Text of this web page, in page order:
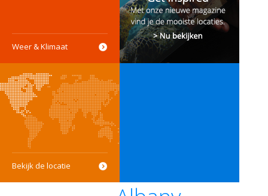
Weer & Klimaat
Bekijk de locatie